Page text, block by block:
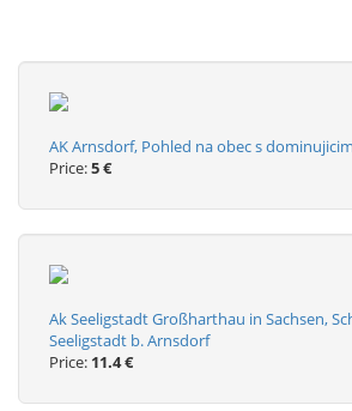
AK Arnsdorf, Pohled na obec s
Price:5 €
Ak Seeligstadt Großharthau in Sachsen,
Seeligstadt b. Arnsdorf
Price: 11.4 €